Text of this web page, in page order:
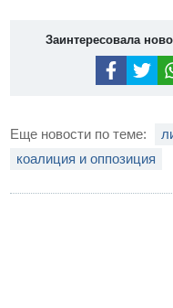
Заинтересовала
Еще новости по теме:
коалиция и оппозиция